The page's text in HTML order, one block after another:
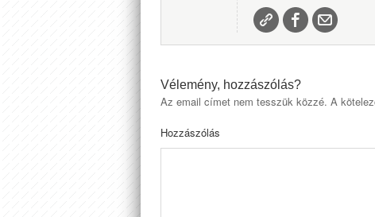
Vélemény, hozzászólás?
Az email címet nem tesszük közzé. A
Hozzászólás